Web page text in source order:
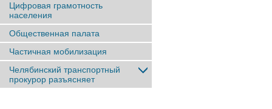
Цифровая грамотность
населения
Общественная палата
Частичная мобилизация
Челябинский транспортный
прокурор разъясняет